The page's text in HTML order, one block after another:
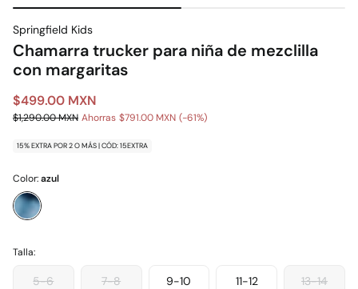
Springfield Kids
Chamarra trucker para niña de mezclilla
con margaritas
$499.00 MXN
$1,290.00 MXN Ahorras $791.00 MXN 61
15% EXTRA POR 2 O MÁS | CÓD: 15EXTRA
Color:azul
Talla:
5-6 7-8 9-10 11-12 13-14